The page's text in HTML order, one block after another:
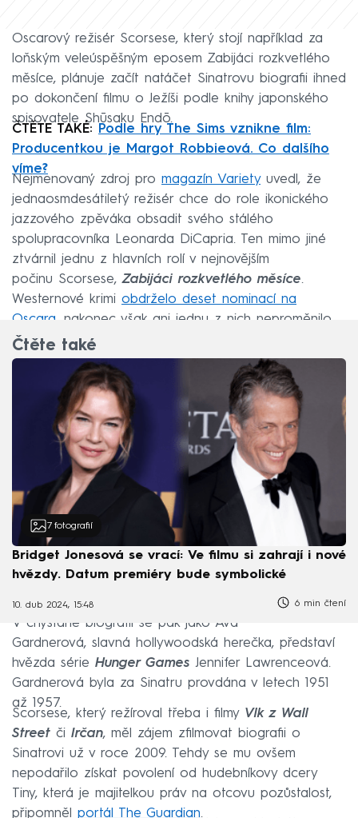
Oscarový režisér Scorsese, který stojí například za
loňským veleúspěšným eposem Zabijáci rozkvetlého
měsíce, plánuje začít natáčet Sinatrovu biografii ihned
po dokončení filmu o Ježíši podle knihy japonského
spisovatele Shūsaku Endō.
ČTĚTE TAKÉ: Podle hry The Sims vznikne film:
Producentkou je Margot Robbieová. Co dalšího
víme?
Nejmenovaný zdroj pro magazín Varietyuvedl, že
jednaosmdesátiletý režisér chce do role ikonického
jazzového zpěváka obsadit svého stálého
spolupracovníka Leonarda DiCapria. Ten mimo jiné
ztvárnil jednu z hlavních rolí v nejnovějším
počinu Scorsese,Zabijáci rozkvetlého měsíce.
Westernové krimi obdrželo deset nominací na
Oscara , nakonec však ani jednu z nich neproměnilo.
Čtěte také
7 fotografií
Bridget Jonesová se vrací: Ve filmu si zahrají i nové
hvězdy. Datum premiéry bude symbolické
10. dub 2024, 15:48 6 min čtení
V chystané biografii se pak jako Ava
Gardnerová, slavná hollywoodská herečka, představí
hvězda série Hunger Games Jennifer Lawrenceová.
Gardnerová byla za Sinatru provdána v letech 1951
až 1957.
Scorsese, který režíroval třeba i filmy Vlk z Wall
Street či Irčan, měl zájem zfilmovat biografii o
Sinatrovi už v roce 2009. Tehdy se mu ovšem
nepodařilo získat povolení od hudebníkovy dcery
Tiny, která je majitelkou práv na otcovu pozůstalost,
připomněl portál The Guardian.